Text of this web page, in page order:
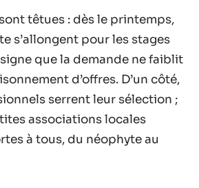
têtues : dès le printemps,
s’allongent pour les stages
que la demande ne faiblit
d’offres. D’un côté,
serrent leur sélection ;
associations locales
à tous, du néophyte au